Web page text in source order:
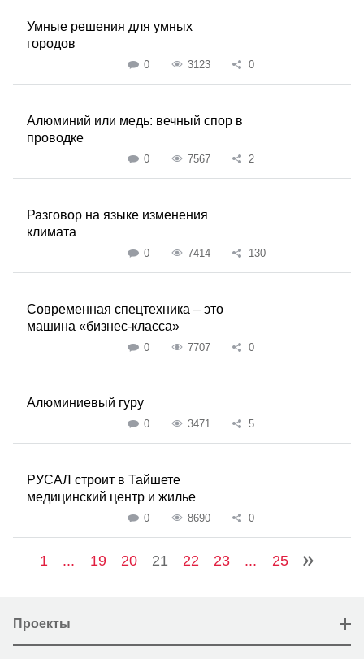
Умные решения для умных
городов
0 3123 0
Алюминий или медь: вечный спор в
проводке
0 7567 2
Разговор на языке изменения
климата
0 7414 130
Современная спецтехника – это
машина «бизнес-класса»
0 7707 0
Алюминиевый гуру
0 3471 5
РУСАЛ строит в Тайшете
медицинский центр и жилье
0 8690 0
1 ... 19 20 21 22 23 ... 25
Проекты